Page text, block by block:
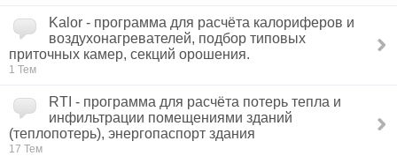
Kalor - программа для расчёта калориферов и
воздухонагревателей, подбор типовых
приточных камер, секций орошения.
1 Тем
RTI - программа для расчёта потерь тепла и
инфильтрации помещениями зданий
(теплопотерь), энергопаспорт здания
17 Тем